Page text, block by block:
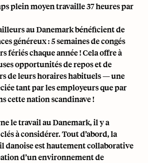
plein moyen travaille 37 heures par
au Danemark bénéficient de
généreux : 5 semaines de congés
fériés chaque année ! Cela offre à
opportunités de repos et de
de leurs horaires habituels — une
tant par les employeurs que par
cette nation scandinave !
le travail au Danemark, il y a
à considérer. Tout d’abord, la
danoise est hautement collaborative
d’un environnement de